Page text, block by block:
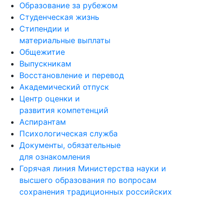
Образование за рубежом
Студенческая жизнь
Стипендии и
материальные выплаты
Общежитие
Выпускникам
Восстановление и перевод
Академический отпуск
Центр оценки и
развития компетенций
Аспирантам
Психологическая служба
Документы, обязательные
для ознакомления
Горячая линия Министерства науки и
высшего образования по вопросам
сохранения традиционных российских